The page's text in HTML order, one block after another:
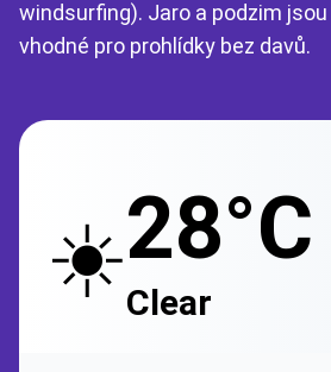
windsurfing). Jaro a podzim
vhodné pro prohlídky bez davů.
☀️28°C
Clear